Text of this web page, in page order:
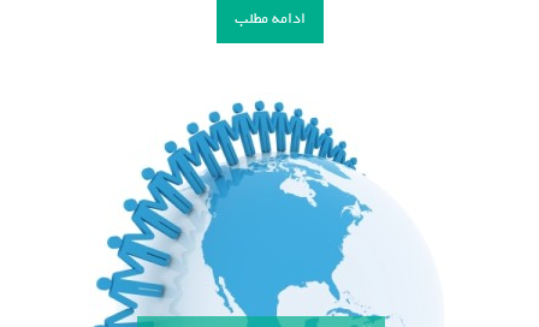
ادامه مطلب